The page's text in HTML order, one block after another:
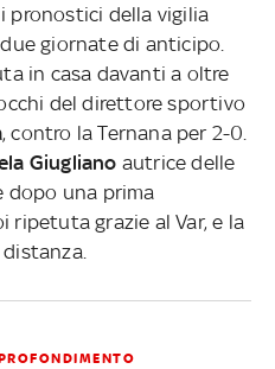
pronostici della vigilia
giornate di anticipo.
in casa davanti a oltre
del direttore sportivo
, contro la Ternana per 2-0.
Giugliano autrice delle
dopo una prima
ripetuta grazie al Var, e la